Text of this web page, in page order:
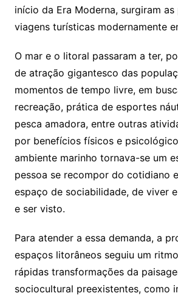
início da Era Moderna, surgiram as
viagens turísticas modernamente
O mar e o litoral passaram a ter,
de atração gigantesco das
momentos de tempo livre, em
recreação, prática de esportes
pesca amadora, entre outras
por benefícios físicos e
ambiente marinho tornava-se um
pessoa se recompor do cotidiano
espaço de sociabilidade, de viver
e ser visto.
Para atender a essa demanda, a
espaços litorâneos seguiu um
rápidas transformações da
sociocultural preexistentes, como